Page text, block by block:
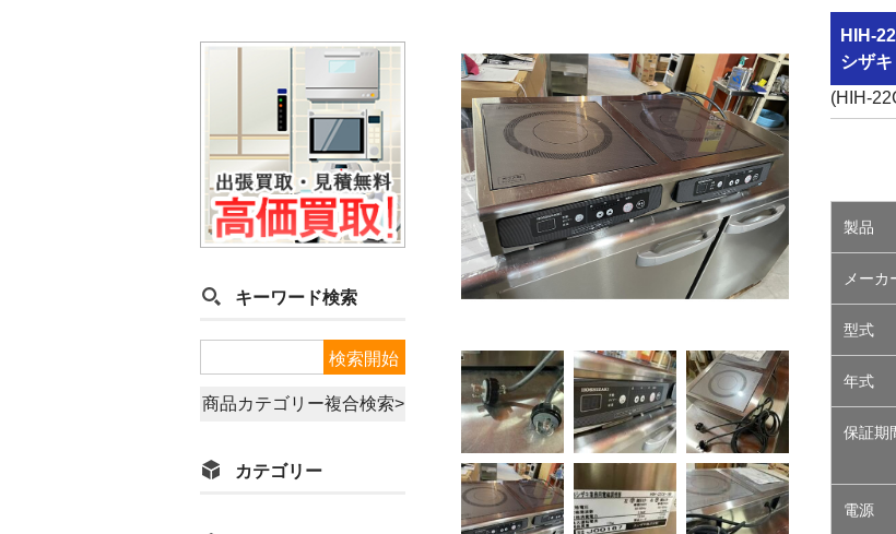
HIH-
シザ
(HIH-
製品
メーカ
型式
年式
保証期
電源
キーワード検索
商品カテゴリー複合検索>
カテゴリー